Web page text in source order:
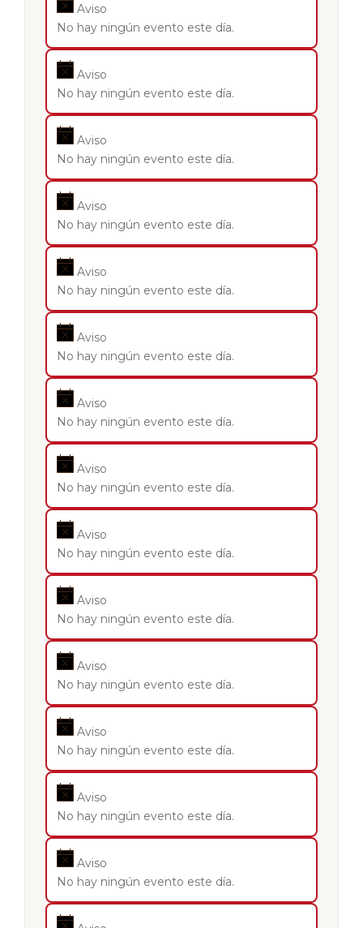
Aviso
No hay ningún evento este día.
Aviso
No hay ningún evento este día.
Aviso
No hay ningún evento este día.
Aviso
No hay ningún evento este día.
Aviso
No hay ningún evento este día.
Aviso
No hay ningún evento este día.
Aviso
No hay ningún evento este día.
Aviso
No hay ningún evento este día.
Aviso
No hay ningún evento este día.
Aviso
No hay ningún evento este día.
Aviso
No hay ningún evento este día.
Aviso
No hay ningún evento este día.
Aviso
No hay ningún evento este día.
Aviso
No hay ningún evento este día.